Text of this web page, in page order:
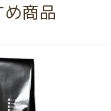
商品